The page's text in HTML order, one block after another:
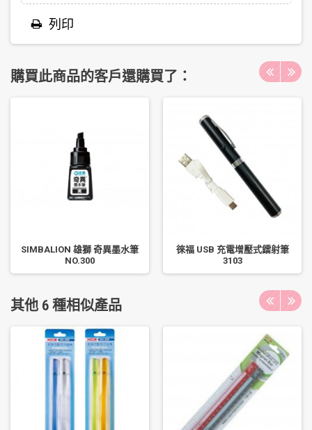
列印
購買此商品的客戶還購買了：
SIMBALION 雄獅 奇異墨水筆
NO.300
徠福 USB 充電增壓式鐳射筆
3103
其他 6 種相似產品